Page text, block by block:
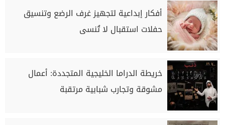
أفكار إبداعية لتجهيز غرف الرضع وتنسيق
حفلات استقبال لا تُنسى
خريطة الدراما الخليجية المتجددة: أعمال
مشوقة وتجارب شبابية مرتقبة